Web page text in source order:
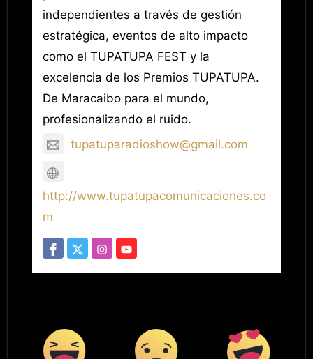
independientes a través de gestión
estratégica, eventos de alto impacto
como el TUPATUPA FEST y la
excelencia de los Premios TUPATUPA.
De Maracaibo para el mundo,
profesionalizando el ruido.
tupatuparadioshow@gmail.com
http://www.tupatupacomunicaciones.co
m